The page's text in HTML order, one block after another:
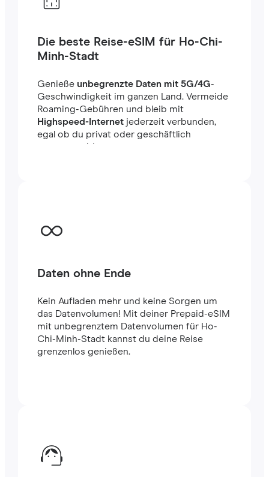
Die beste Reise-eSIM für Ho-Chi-
Minh-Stadt
Genieße unbegrenzte Daten mit 5G/4G-
Geschwindigkeit im ganzen Land. Vermeide
Roaming-Gebühren und bleib mit
Highspeed-Internetjederzeit verbunden,
egal ob du privat oder geschäftlich
unterwegs bist.
Daten ohne Ende
Kein Aufladen mehr und keine Sorgen um
das Datenvolumen! Mit deiner Prepaid-eSIM
mit unbegrenztem Datenvolumen für Ho-
Chi-Minh-Stadt kannst du deine Reise
grenzenlos genießen.